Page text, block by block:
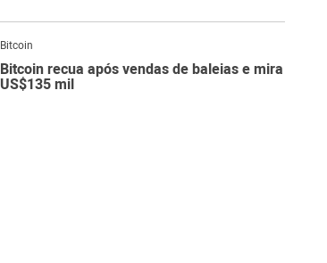
Bitcoin
Bitcoin recua após vendas de baleias e mira
US$135 mil